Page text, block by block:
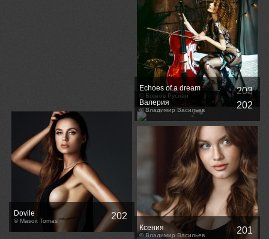
Echoes of a dream
© Болгов Руслан 203
Dovile
© Masoit Tomas 202
Валерия
© Владимир Васильев 202
Ксения
© Владимир Васильев 201